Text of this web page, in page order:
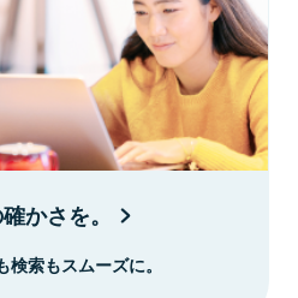
かさを。
索もスムーズに。